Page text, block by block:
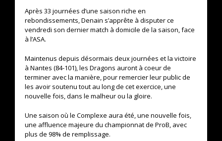
Après 33 journées d’une saison riche en
rebondissements, Denain s’apprête à disputer ce
vendredi son dernier match à domicile de la saison, face
à l’ASA.
Maintenus depuis désormais deux journées et la victoire
à Nantes (84-101), les Dragons auront à coeur de
terminer avec la manière, pour remercier leur public de
les avoir soutenu tout au long de cet exercice, une
nouvelle fois, dans le malheur ou la gloire.
Une saison où le Complexe aura été, une nouvelle fois,
une affluence majeure du championnat de ProB, avec
plus de 98% de remplissage.